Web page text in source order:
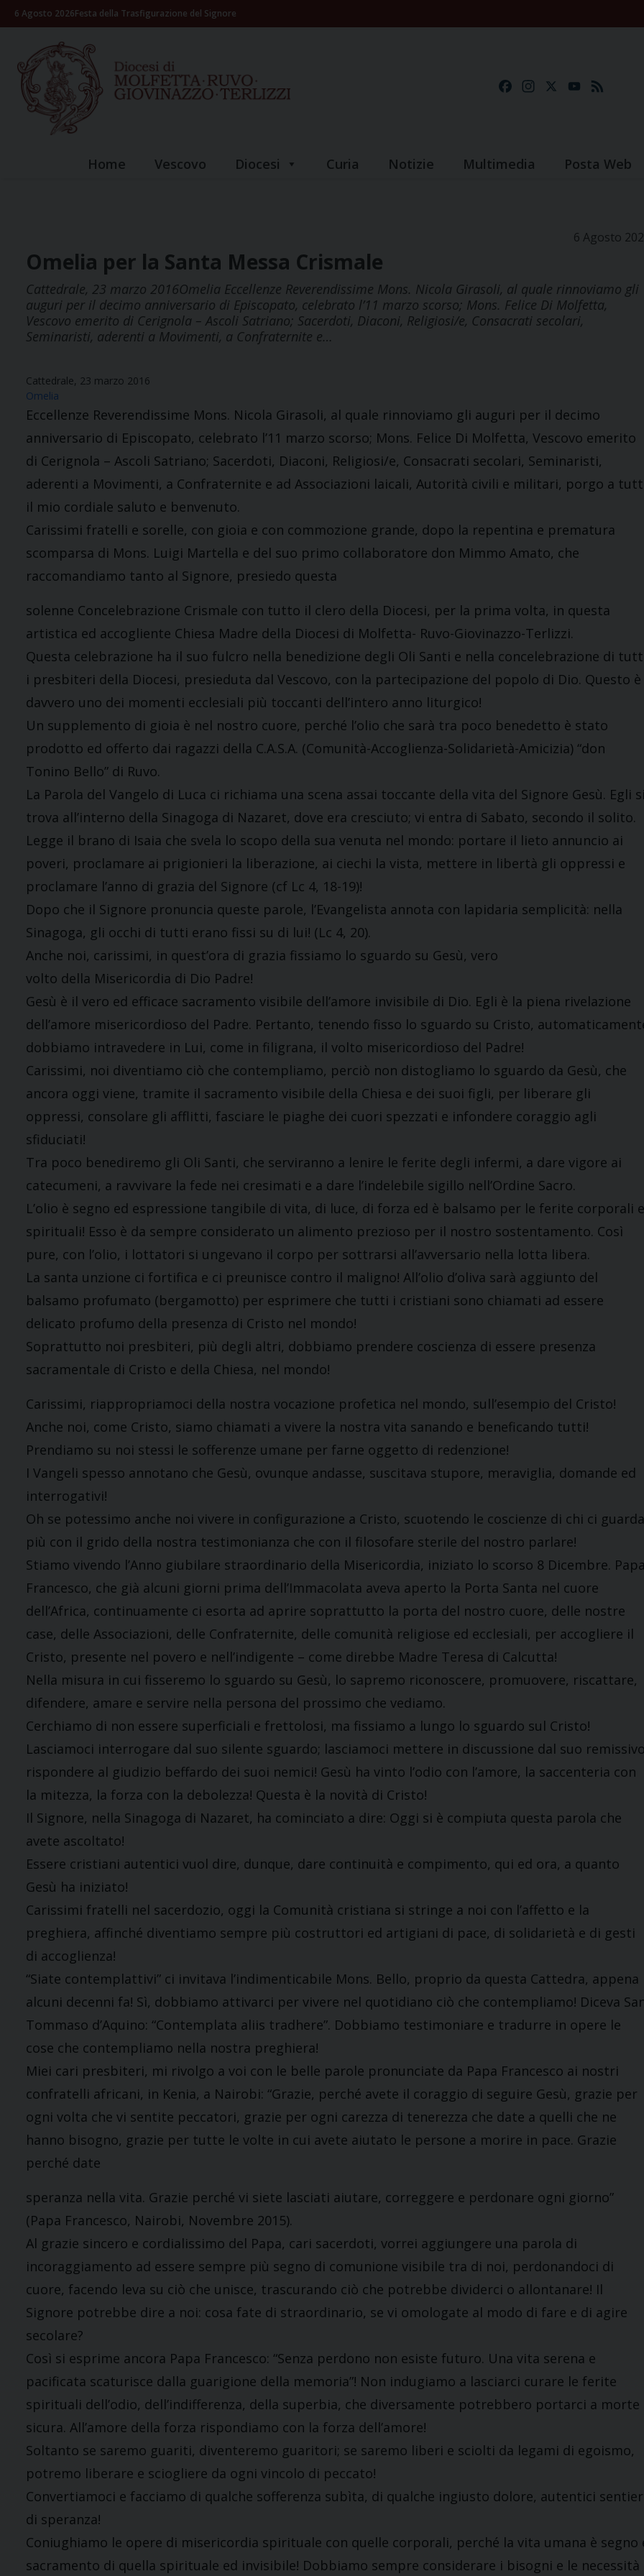
Skip6 Agosto 2026Festa della Trasfigurazione del Signore
FacebookInstagramYouTube
Home Vescovo Diocesi Curia Notizie Multimedia Posta Web
6 Agosto
Omelia per la Santa Messa Crismale
Cattedrale, 23 marzo 2016Omelia Eccellenze Reverendissime Mons. Nicola Girasoli, al quale rinnoviamo gli
auguri per il decimo anniversario di Episcopato, celebrato l’11 marzo scorso; Mons. Felice Di Molfetta,
Vescovo emerito di Cerignola – Ascoli Satriano; Sacerdoti, Diaconi, Religiosi/e, Consacrati secolari,
Seminaristi, aderenti a Movimenti, a Confraternite e…
Cattedrale, 23 marzo 2016
Omelia
Eccellenze Reverendissime Mons. Nicola Girasoli, al quale rinnoviamo gli auguri per il decimo
anniversario di Episcopato, celebrato l’11 marzo scorso; Mons. Felice Di Molfetta, Vescovo emerito
di Cerignola – Ascoli Satriano; Sacerdoti, Diaconi, Religiosi/e, Consacrati secolari, Seminaristi,
aderenti a Movimenti, a Confraternite e ad Associazioni laicali, Autorità civili e militari, porgo a
il mio cordiale saluto e benvenuto.
Carissimi fratelli e sorelle, con gioia e con commozione grande, dopo la repentina e prematura
scomparsa di Mons. Luigi Martella e del suo primo collaboratore don Mimmo Amato, che
raccomandiamo tanto al Signore, presiedo questa
solenne Concelebrazione Crismale con tutto il clero della Diocesi, per la prima volta, in questa
artistica ed accogliente Chiesa Madre della Diocesi di Molfetta- Ruvo-Giovinazzo-Terlizzi.
Questa celebrazione ha il suo fulcro nella benedizione degli Oli Santi e nella concelebrazione di
i presbiteri della Diocesi, presieduta dal Vescovo, con la partecipazione del popolo di Dio. Questo è
davvero uno dei momenti ecclesiali più toccanti dell’intero anno liturgico!
Un supplemento di gioia è nel nostro cuore, perché l’olio che sarà tra poco benedetto è stato
prodotto ed offerto dai ragazzi della C.A.S.A. (Comunità-Accoglienza-Solidarietà-Amicizia) “don
Tonino Bello” di Ruvo.
La Parola del Vangelo di Luca ci richiama una scena assai toccante della vita del Signore Gesù. Egli
trova all’interno della Sinagoga di Nazaret, dove era cresciuto; vi entra di Sabato, secondo il solito.
Legge il brano di Isaia che svela lo scopo della sua venuta nel mondo: portare il lieto annuncio ai
poveri, proclamare ai prigionieri la liberazione, ai ciechi la vista, mettere in libertà gli oppressi e
proclamare l’anno di grazia del Signore (cf Lc 4, 18-19)!
Dopo che il Signore pronuncia queste parole, l’Evangelista annota con lapidaria semplicità: nella
Sinagoga, gli occhi di tutti erano fissi su di lui! (Lc 4, 20).
Anche noi, carissimi, in quest’ora di grazia fissiamo lo sguardo su Gesù, vero
volto della Misericordia di Dio Padre!
Gesù è il vero ed efficace sacramento visibile dell’amore invisibile di Dio. Egli è la piena rivelazione
dell’amore misericordioso del Padre. Pertanto, tenendo fisso lo sguardo su Cristo,
dobbiamo intravedere in Lui, come in filigrana, il volto misericordioso del Padre!
Carissimi, noi diventiamo ciò che contempliamo, perciò non distogliamo lo sguardo da Gesù, che
ancora oggi viene, tramite il sacramento visibile della Chiesa e dei suoi figli, per liberare gli
oppressi, consolare gli afflitti, fasciare le piaghe dei cuori spezzati e infondere coraggio agli
sfiduciati!
Tra poco benediremo gli Oli Santi, che serviranno a lenire le ferite degli infermi, a dare vigore ai
catecumeni, a ravvivare la fede nei cresimati e a dare l’indelebile sigillo nell’Ordine Sacro.
L’olio è segno ed espressione tangibile di vita, di luce, di forza ed è balsamo per le ferite corporali e
spirituali! Esso è da sempre considerato un alimento prezioso per il nostro sostentamento. Così
pure, con l’olio, i lottatori si ungevano il corpo per sottrarsi all’avversario nella lotta libera.
La santa unzione ci fortifica e ci preunisce contro il maligno! All’olio d’oliva sarà aggiunto del
balsamo profumato (bergamotto) per esprimere che tutti i cristiani sono chiamati ad essere
delicato profumo della presenza di Cristo nel mondo!
Soprattutto noi presbiteri, più degli altri, dobbiamo prendere coscienza di essere presenza
sacramentale di Cristo e della Chiesa, nel mondo!
Carissimi, riappropriamoci della nostra vocazione profetica nel mondo, sull’esempio del Cristo!
Anche noi, come Cristo, siamo chiamati a vivere la nostra vita sanando e beneficando tutti!
Prendiamo su noi stessi le sofferenze umane per farne oggetto di redenzione!
I Vangeli spesso annotano che Gesù, ovunque andasse, suscitava stupore, meraviglia, domande ed
interrogativi!
Oh se potessimo anche noi vivere in configurazione a Cristo, scuotendo le coscienze di chi ci
più con il grido della nostra testimonianza che con il filosofare sterile del nostro parlare!
Stiamo vivendo l’Anno giubilare straordinario della Misericordia, iniziato lo scorso 8 Dicembre.
Francesco, che già alcuni giorni prima dell’Immacolata aveva aperto la Porta Santa nel cuore
dell’Africa, continuamente ci esorta ad aprire soprattutto la porta del nostro cuore, delle nostre
case, delle Associazioni, delle Confraternite, delle comunità religiose ed ecclesiali, per accogliere il
Cristo, presente nel povero e nell’indigente – come direbbe Madre Teresa di Calcutta!
Nella misura in cui fisseremo lo sguardo su Gesù, lo sapremo riconoscere, promuovere, riscattare,
difendere, amare e servire nella persona del prossimo che vediamo.
Cerchiamo di non essere superficiali e frettolosi, ma fissiamo a lungo lo sguardo sul Cristo!
Lasciamoci interrogare dal suo silente sguardo; lasciamoci mettere in discussione dal suo
rispondere al giudizio beffardo dei suoi nemici! Gesù ha vinto l’odio con l’amore, la saccenteria con
la mitezza, la forza con la debolezza! Questa è la novità di Cristo!
Il Signore, nella Sinagoga di Nazaret, ha cominciato a dire: Oggi si è compiuta questa parola che
avete ascoltato!
Essere cristiani autentici vuol dire, dunque, dare continuità e compimento, qui ed ora, a quanto
Gesù ha iniziato!
Carissimi fratelli nel sacerdozio, oggi la Comunità cristiana si stringe a noi con l’affetto e la
preghiera, affinché diventiamo sempre più costruttori ed artigiani di pace, di solidarietà e di gesti
di accoglienza!
“Siate contemplattivi” ci invitava l’indimenticabile Mons. Bello, proprio da questa Cattedra, appena
alcuni decenni fa! Sì, dobbiamo attivarci per vivere nel quotidiano ciò che contempliamo! Diceva
Tommaso d’Aquino: “Contemplata aliis tradhere”. Dobbiamo testimoniare e tradurre in opere le
cose che contempliamo nella nostra preghiera!
Miei cari presbiteri, mi rivolgo a voi con le belle parole pronunciate da Papa Francesco ai nostri
confratelli africani, in Kenia, a Nairobi: “Grazie, perché avete il coraggio di seguire Gesù, grazie per
ogni volta che vi sentite peccatori, grazie per ogni carezza di tenerezza che date a quelli che ne
hanno bisogno, grazie per tutte le volte in cui avete aiutato le persone a morire in pace. Grazie
perché date
speranza nella vita. Grazie perché vi siete lasciati aiutare, correggere e perdonare ogni giorno”
(Papa Francesco, Nairobi, Novembre 2015).
Al grazie sincero e cordialissimo del Papa, cari sacerdoti, vorrei aggiungere una parola di
incoraggiamento ad essere sempre più segno di comunione visibile tra di noi, perdonandoci di
cuore, facendo leva su ciò che unisce, trascurando ciò che potrebbe dividerci o allontanare! Il
Signore potrebbe dire a noi: cosa fate di straordinario, se vi omologate al modo di fare e di agire
secolare?
Così si esprime ancora Papa Francesco: “Senza perdono non esiste futuro. Una vita serena e
pacificata scaturisce dalla guarigione della memoria”! Non indugiamo a lasciarci curare le ferite
spirituali dell’odio, dell’indifferenza, della superbia, che diversamente potrebbero portarci a morte
sicura. All’amore della forza rispondiamo con la forza dell’amore!
Soltanto se saremo guariti, diventeremo guaritori; se saremo liberi e sciolti da legami di egoismo,
potremo liberare e sciogliere da ogni vincolo di peccato!
Convertiamoci e facciamo di qualche sofferenza subìta, di qualche ingiusto dolore, autentici
di speranza!
Coniughiamo le opere di misericordia spirituale con quelle corporali, perché la vita umana è segno
sacramento di quella spirituale ed invisibile! Dobbiamo sempre considerare i bisogni e le necessità